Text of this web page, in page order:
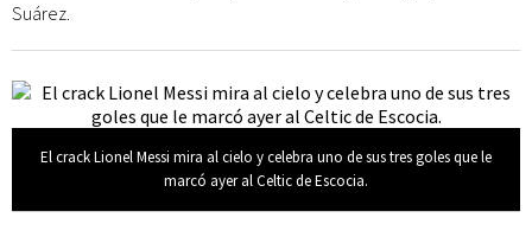
Suárez.
El crack Lionel Messi mira al cielo y celebra uno de sus tres goles que le
marcó ayer al Celtic de Escocia.